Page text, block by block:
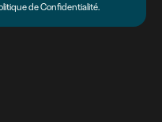
de Confidentialité.